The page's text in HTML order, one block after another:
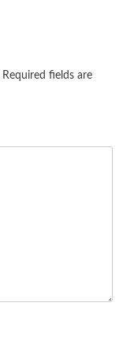
Required fields are